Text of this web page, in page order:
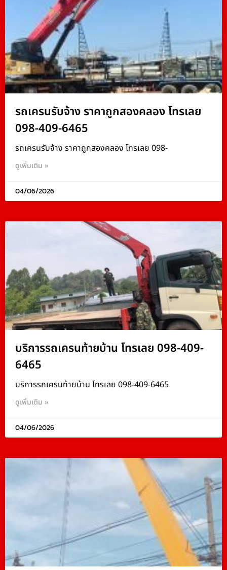
รถเครนรับจ้าง ราคาถูกสองคลอง โทรเลย
098-409-6465
รถเครนรับจ้าง ราคาถูกสองคลอง โทรเลย 098-
ดูเพิ่มเติม »
04/06/2026
บริการรถเครนท้ายบ้าน โทรเลย 098-409-
6465
บริการรถเครนท้ายบ้าน โทรเลย 098-409-6465
ดูเพิ่มเติม »
04/06/2026